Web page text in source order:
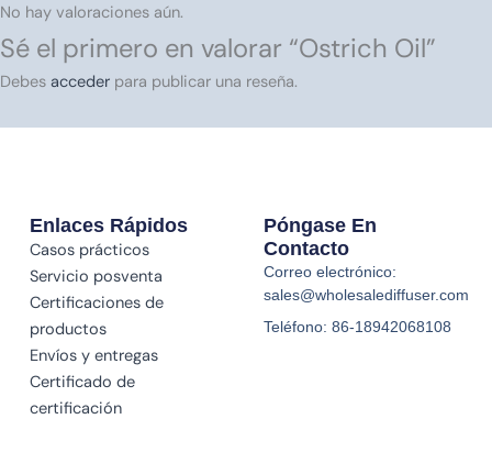
No hay valoraciones aún.
Sé el primero en valorar “Ostrich Oil”
Debes acceder para publicar una reseña.
Enlaces Rápidos
Casos prácticos
Servicio posventa
Certificaciones de
productos
Envíos y entregas
Certificado de
certificación
Póngase En
Contacto
Correo electrónico:
sales@wholesalediffuser.com
Teléfono: 86-18942068108